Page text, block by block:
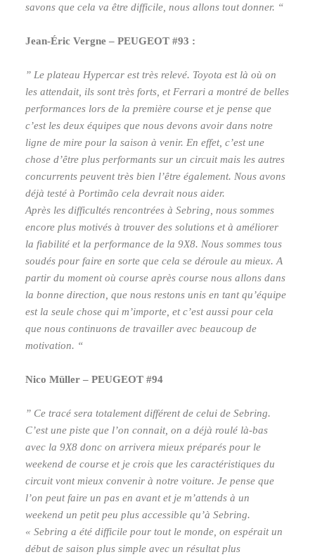
savons que cela va être difficile, nous allons tout donner. “
Jean-Éric Vergne – PEUGEOT #93 :
” Le plateau Hypercar est très relevé. Toyota est là où on
les attendait, ils sont très forts, et Ferrari a montré de belles
performances lors de la première course et je pense que
c’est les deux équipes que nous devons avoir dans notre
ligne de mire pour la saison à venir. En effet, c’est une
chose d’être plus performants sur un circuit mais les autres
concurrents peuvent très bien l’être également. Nous avons
déjà testé à Portimão cela devrait nous aider.
Après les difficultés rencontrées à Sebring, nous sommes
encore plus motivés à trouver des solutions et à améliorer
la fiabilité et la performance de la 9X8. Nous sommes tous
soudés pour faire en sorte que cela se déroule au mieux. A
partir du moment où course après course nous allons dans
la bonne direction, que nous restons unis en tant qu’équipe
est la seule chose qui m’importe, et c’est aussi pour cela
que nous continuons de travailler avec beaucoup de
motivation. “
Nico Müller – PEUGEOT #94
” Ce tracé sera totalement différent de celui de Sebring.
C’est une piste que l’on connait, on a déjà roulé là-bas
avec la 9X8 donc on arrivera mieux préparés pour le
weekend de course et je crois que les caractéristiques du
circuit vont mieux convenir à notre voiture. Je pense que
l’on peut faire un pas en avant et je m’attends à un
weekend un petit peu plus accessible qu’à Sebring.
« Sebring a été difficile pour tout le monde, on espérait un
début de saison plus simple avec un résultat plus